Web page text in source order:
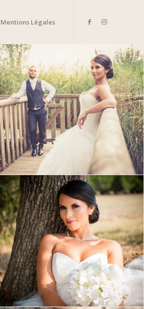
Mentions Légales